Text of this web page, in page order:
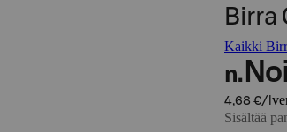
Birra
Kaikki
n.
4,68 €/l
Sisältää